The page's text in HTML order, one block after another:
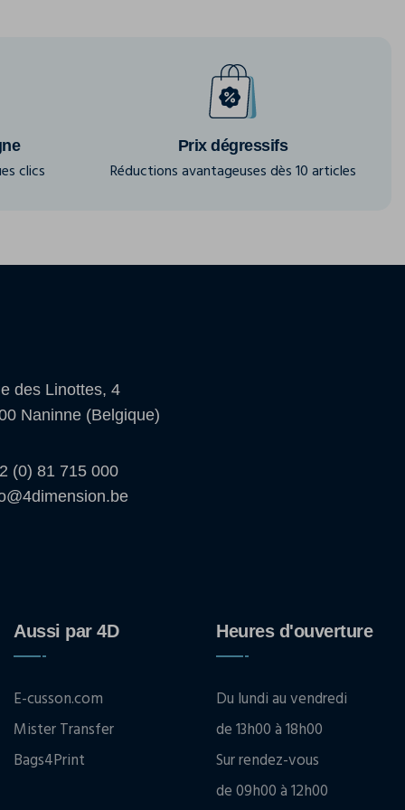
clics
Prix dégressifs
Réductions avantageuses dès 10 articles
des Linottes, 4
Naninne (Belgique)
(0) 81 715 000
Aussi par 4D
E-cusson.com
Mister Transfer
Bags4Print
Heures d'ouverture
Du lundi au vendredi
de 13h00 à 18h00
Sur rendez-vous
de 09h00 à 12h00